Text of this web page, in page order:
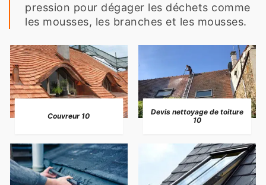
pression pour dégager les déchets comme
les mousses, les branches et les mousses.
Couvreur 10
Devis nettoyage de toiture
10